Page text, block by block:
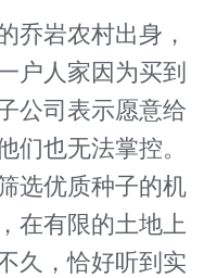
岩农村出身，
户人家因为买到
公司表示愿意给
们也无法掌控。
选优质种子的机
在有限的土地上
久，恰好听到实